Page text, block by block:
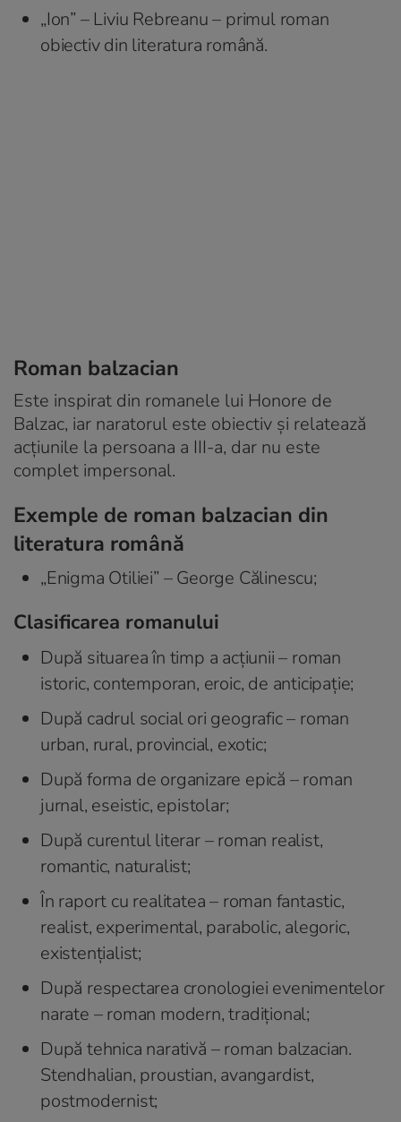
„Ion” – Liviu Rebreanu – primul roman
obiectiv din literatura română.
Roman balzacian
Este inspirat din romanele lui Honore de
Balzac, iar naratorul este obiectiv și relatează
acțiunile la persoana a III-a, dar nu este
complet impersonal.
Exemple de roman balzacian din
literatura română
„Enigma Otiliei” – George Călinescu;
Clasificarea romanului
După situarea în timp a acțiunii – roman
istoric, contemporan, eroic, de anticipație;
După cadrul social ori geografic – roman
urban, rural, provincial, exotic;
După forma de organizare epică – roman
jurnal, eseistic, epistolar;
După curentul literar – roman realist,
romantic, naturalist;
În raport cu realitatea – roman fantastic,
realist, experimental, parabolic, alegoric,
existențialist;
După respectarea cronologiei evenimentelor
narate – roman modern, tradițional;
După tehnica narativă – roman balzacian.
Stendhalian, proustian, avangardist,
postmodernist;